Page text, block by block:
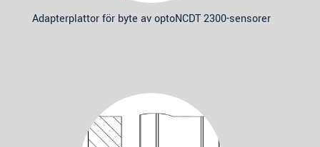
Adapterplattor för byte av optoNCDT 2300-sensorer